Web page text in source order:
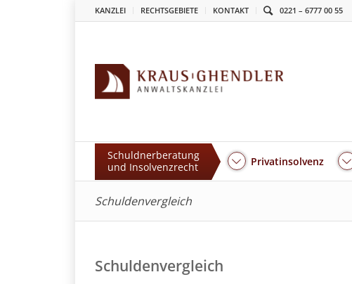
KANZLEI RECHTSGEBIETE KONTAKT 0221 – 6777 00 55
Schuldnerberatung
und Insolvenzrecht
Privatinsolvenz
Schuldenvergleich
Schuldenvergleich